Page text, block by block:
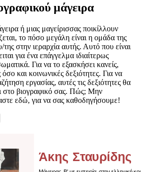
μάγειρα
ή μιας μαγείρισσας ποικίλλουν
το πόσο μεγάλη είναι η ομάδα της
στην ιεραρχία αυτής. Αυτό που είναι
για ένα επάγγελμα ιδιαίτερως
Για να το εξασκήσει κανείς,
όσο και κοινωνικές δεξιότητες. Για να
εργασίας, αυτές τις δεξιότητες θα
στο βιογραφικό σας. Πώς; Μην
εδώ, για να σας καθοδηγήσουμε!